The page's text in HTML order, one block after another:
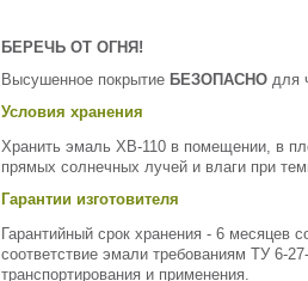
БЕРЕЧЬ ОТ ОГНЯ!
Высушенное покрытие БЕЗОПАСНО для
Условия хранения
Хранить эмаль ХВ-110 в помещении, в
прямых солнечных лучей и влаги при
Гарантии изготовителя
Гарантийный срок хранения - 6 месяцев
соответствие эмали требованиям ТУ 6-
транспортирования и применения.